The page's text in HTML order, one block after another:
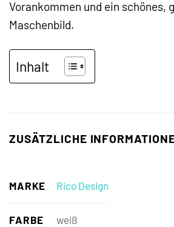
Vorankommen und ein schönes,
Maschenbild.
Inhalt
ZUSÄTZLICHE
MARKE Rico Design
FARBE weiß